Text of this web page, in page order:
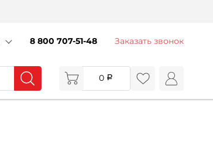
8 800 707-51-48 Заказать звонок
0